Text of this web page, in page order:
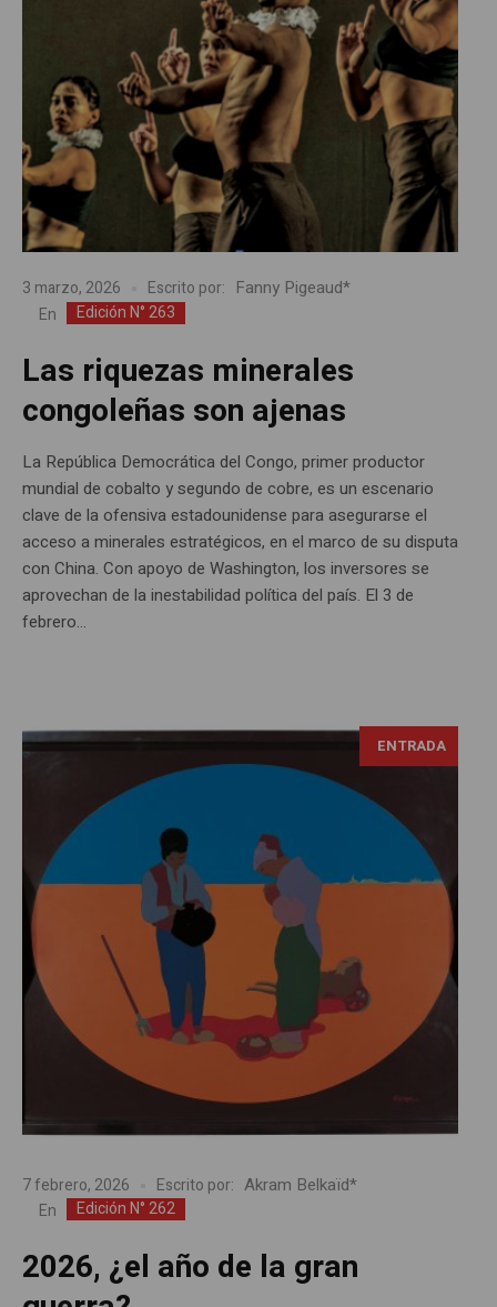
3 marzo, 2026 Escrito por: Fanny Pigeaud*
En Edición N° 263
Las riquezas minerales
congoleñas son ajenas
La República Democrática del Congo, primer productor
mundial de cobalto y segundo de cobre, es un escenario
clave de la ofensiva estadounidense para asegurarse el
acceso a minerales estratégicos, en el marco de su disputa
con China. Con apoyo de Washington, los inversores se
aprovechan de la inestabilidad política del país. El 3 de
febrero...
ENTRADA
7 febrero, 2026 Escrito por: Akram Belkaïd*
En Edición N° 262
2026, ¿el año de la gran